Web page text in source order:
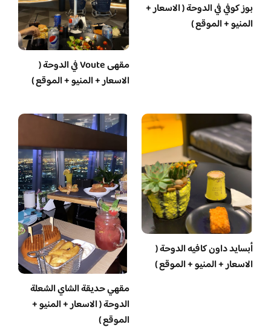
بوز كوفي في الدوحة ( الاسعار +
المنيو + الموقع )
مقهى Voute في الدوحة (
الاسعار + المنيو + الموقع )
أبسايد داون كافيه الدوحة (
الاسعار + المنيو + الموقع )
مقهي حديقة الشاي الشعلة
الدوحة ( الاسعار + المنيو +
الموقع )